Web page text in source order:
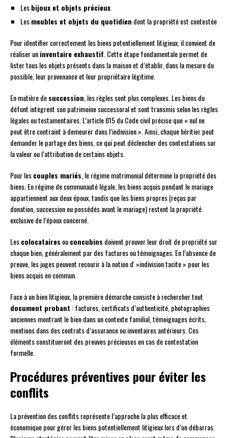
Lesbijoux et objets précieux
Lesmeubles et objets du quotidien dont la propriété est contestée
Pour identifier correctement les biens potentiellement litigieux, il convient de
réaliser uninventaire exhaustif . Cette étape fondamentale permet de
lister tous les objets présents dans la maison et d’établir, dans la mesure du
possible, leur provenance et leur propriétaire légitime.
En matière desuccession , les règles sont plus complexes. Les biens du
défunt intègrent son patrimoine successoral et sont transmis selon les règles
légales ou testamentaires. L’article 815 du Code civil précise que « nul ne
peut être contraint à demeurer dans l’indivision ». Ainsi, chaque héritier peut
demander le partage des biens, ce qui peut déclencher des contestations sur
la valeur ou l’attribution de certains objets.
Pour lescouples mariés , le régime matrimonial détermine la propriété des
biens. En régime de communauté légale, les biens acquis pendant le mariage
appartiennent aux deux époux, tandis que les biens propres (reçus par
donation, succession ou possédés avant le mariage) restent la propriété
exclusive de l’époux concerné.
Lescolocataires ouconcubins doivent prouver leur droit de propriété sur
chaque bien, généralement par des factures ou témoignages. En l’absence de
preuve, les juges peuvent recourir à la notion d' »indivision tacite » pour les
biens acquis en commun.
Face à un bien litigieux, la première démarche consiste à rechercher tout
document probant : factures, certificats d’authenticité, photographies
anciennes montrant le bien dans un contexte familial, témoignages écrits,
mentions dans des contrats d’assurance ou inventaires antérieurs. Ces
éléments constitueront des preuves précieuses en cas de contestation
formelle.
Procédures préventives pour éviter les
conflits
La prévention des conflits représente l’approche la plus efficace et
économique pour gérer les biens potentiellement litigieux lors d’un débarras.